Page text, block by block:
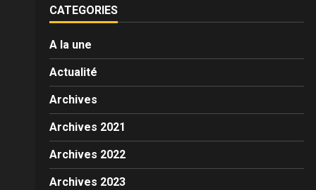
CATEGORIES
A la une
Actualité
Archives
Archives 2021
Archives 2022
Archives 2023